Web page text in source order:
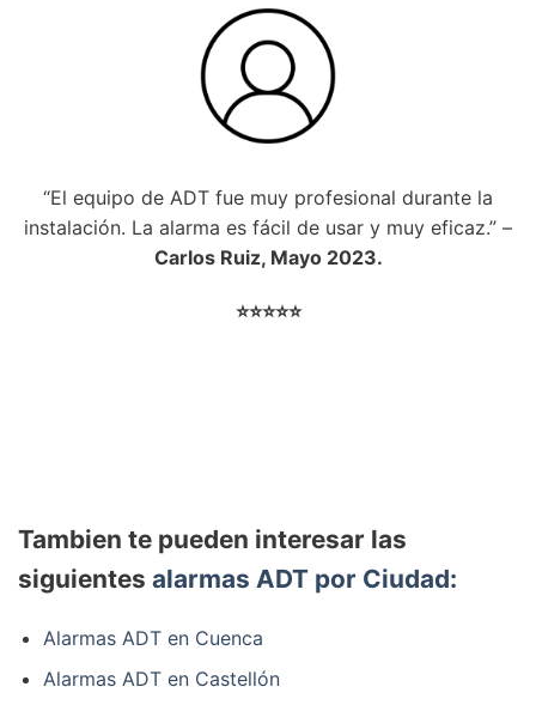
“El equipo de ADT fue muy profesional durante la
instalación. La alarma es fácil de usar y muy eficaz.” –
Carlos Ruiz, Mayo 2023.
⭐⭐⭐⭐⭐
Tambien te pueden interesar las
siguientes alarmas ADT por Ciudad:
Alarmas ADT en Cuenca
Alarmas ADT en Castellón